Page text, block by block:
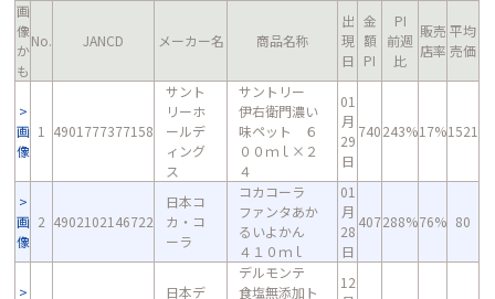
画
像
か
も
No. JANCD メーカー名 商品名称
出
現
日
金
額
PI
PI
前週
比
販売
店率
平均
売価
画
像
1 4901777377158
サント
リーホ
ールデ
ィング
ス
サントリー
伊右衛門濃い
味ペット ６
００ｍｌ×２
４
01
月
29
日
740243%17%1521
画
像
2 4902102146722
日本コ
カ・コ
ーラ
コカコーラ
ファンタあか
るいよかん
４１０ｍｌ
01
月
28
日
407288%76% 80
日本デ
デルモンテ
食塩無添加ト
12